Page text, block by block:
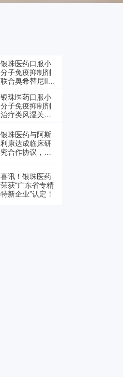
银珠医药口服小
分子免疫抑制剂
联合奥希替尼II期
国家药监局批
准，用于一线治
疗EGFR敏感突变
患者
银珠医药口服小
分子免疫抑制剂
治疗类风湿关节
批
银珠医药与阿斯
利康达成临床研
究合作协议，开
治疗肺癌骨转移
新范式！
喜讯！银珠医药
荣获“广东省专精
特新企业”认定！